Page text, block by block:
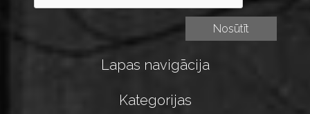
Lapas navigācija
Kategorijas